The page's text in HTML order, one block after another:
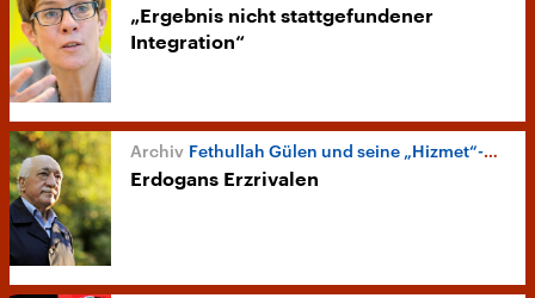
„Ergebnis nicht stattgefundener
Integration“
Fethullah Gülen und seine „Hizmet“-Bewegung
Erdogans Erzrivalen